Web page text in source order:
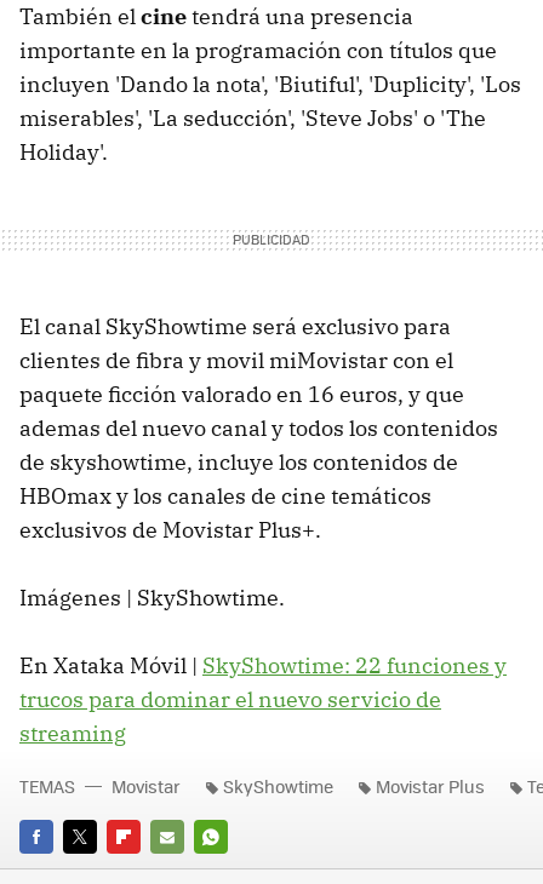
También elcinetendrá una presencia
importante en la programación con títulos que
incluyen 'Dando la nota', 'Biutiful', 'Duplicity', 'Los
miserables', 'La seducción', 'Steve Jobs' o 'The
Holiday'.
El canal SkyShowtime será exclusivo para
clientes de fibra y movil miMovistar con el
paquete ficción valorado en 16 euros, y que
ademas del nuevo canal y todos los contenidos
de skyshowtime, incluye los contenidos de
HBOmax y los canales de cine temáticos
exclusivos de Movistar Plus+.
Imágenes | SkyShowtime.
En Xataka Móvil | SkyShowtime: 22 funciones y
trucos para dominar el nuevo servicio de
streaming
FACEBOOK
TWITTERFLIPBOARD
E-
WHATSAPP
TEMAS Movistar SkyShowtime Movistar Plus